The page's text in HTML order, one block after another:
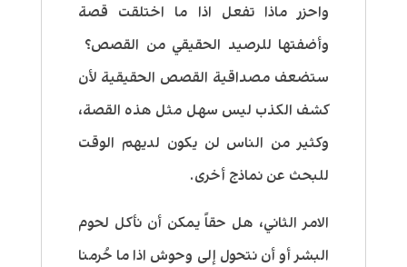
واحزر ماذا تفعل اذا ما اختلقت قصة
وأضفتها للرصيد الحقيقي من القصص؟
ستضعف مصداقية القصص الحقيقية لأن
كشف الكذب ليس سهل مثل هذه القصة،
وكثير من الناس لن يكون لديهم الوقت
للبحث عن نماذج أخرى.
الامر الثاني، هل حقاً يمكن أن نأكل لحوم
البشر أو أن نتحول إلى وحوش اذا ما حُرمنا